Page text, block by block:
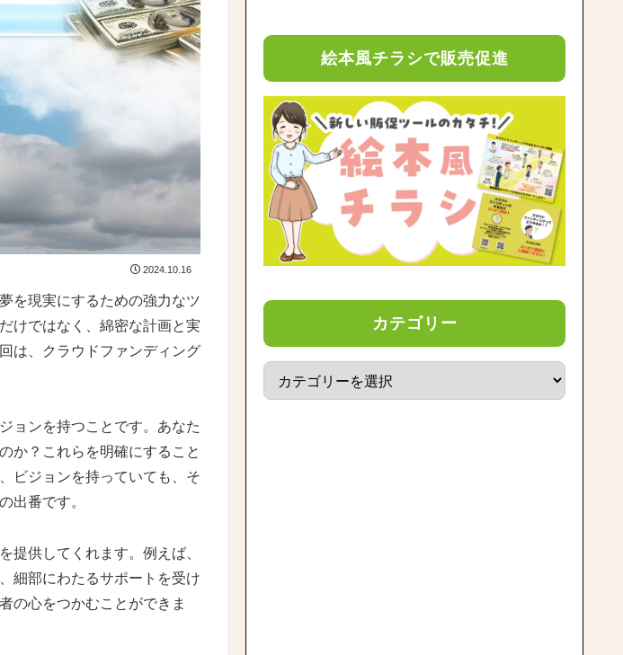
2024.10.16
を現実にするための強力なツ
けではなく、綿密な計画と実
は、クラウドファンディング
ョンを持つことです。あなた
か？これらを明確にすること
ビジョンを持っていても、そ
出番です。
提供してくれます。例えば、
細部にわたるサポートを受け
の心をつかむことができま
絵本風チラシで販売促進
カテゴリー